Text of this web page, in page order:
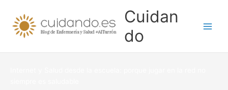
contenido
Cuidan
do